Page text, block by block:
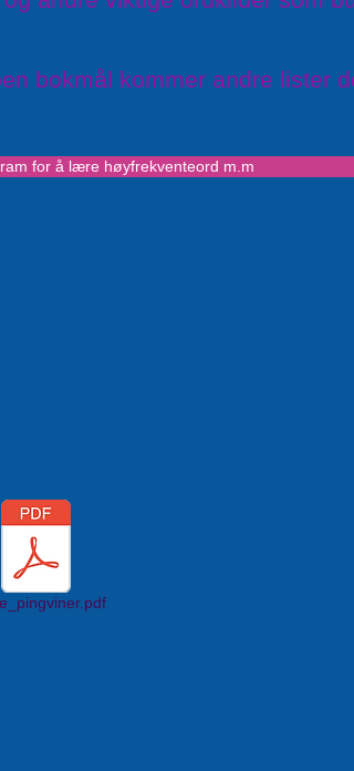
bokmål kommer andre lister
for å lære høyfrekventeord m.m